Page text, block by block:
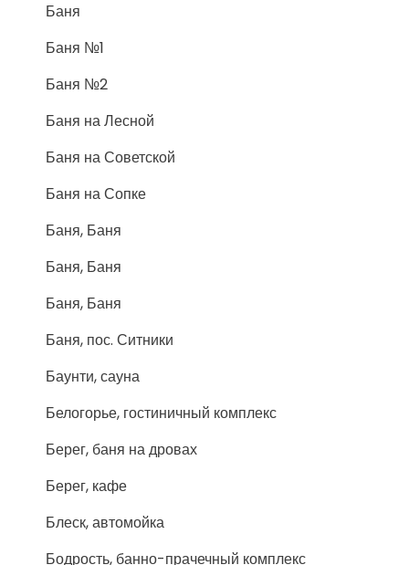
Баня
Баня №1
Баня №2
Баня на Лесной
Баня на Советской
Баня на Сопке
Баня, Баня
Баня, Баня
Баня, Баня
Баня, пос. Ситники
Баунти, сауна
Белогорье, гостиничный комплекс
Берег, баня на дровах
Берег, кафе
Блеск, автомойка
Бодрость, банно-прачечный комплекс